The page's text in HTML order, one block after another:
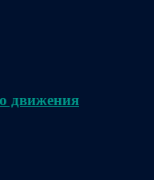
движения